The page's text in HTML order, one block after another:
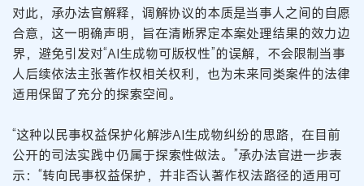
对此，承办法官解释，调解协议的本质是当事人之间的自愿
合意，这一明确声明，旨在清晰界定本案处理结果的效力边
界，避免引发对“AI生成物可版权性”的误解，不会限制当事
人后续依法主张著作权相关权利，也为未来同类案件的法律
适用保留了充分的探索空间。
“这种以民事权益保护化解涉AI生成物纠纷的思路，在目前
公开的司法实践中仍属于探索性做法。”承办法官进一步表
示：“转向民事权益保护，并非否认著作权法路径的适用可